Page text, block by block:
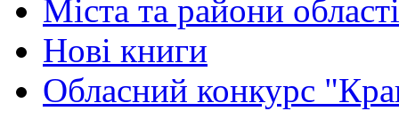
Міста та райони області
Нові книги
Обласний конкурс